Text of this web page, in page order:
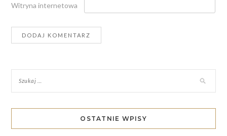
Witryna internetowa
OSTATNIE WPISY